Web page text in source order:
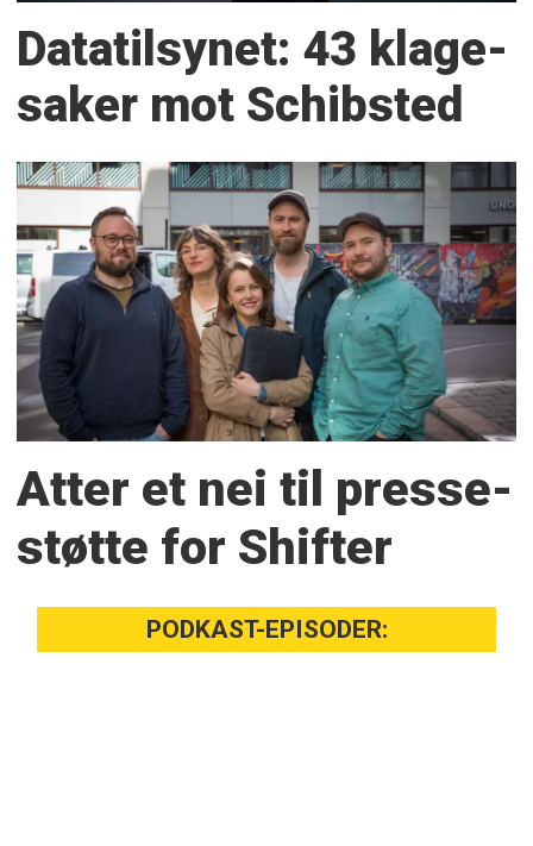
Datatilsynet: 43 klage­
saker mot Schibsted
Atter et nei til presse­
støtte for Shifter
PODKAST-EPISODER: